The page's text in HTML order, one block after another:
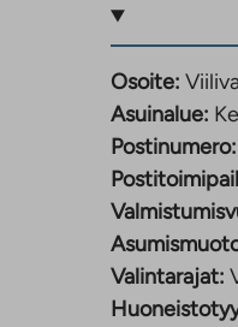
Osoite:
Asuinalue:
Postinumero:
Valintarajat: